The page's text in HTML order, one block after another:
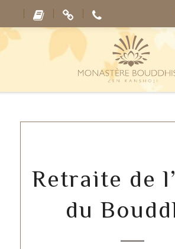
Retraite de
du